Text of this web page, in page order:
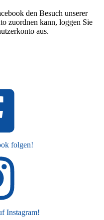
den Besuch unserer
zuordnen kann, loggen Sie
aus.
folgen!
Instagram!